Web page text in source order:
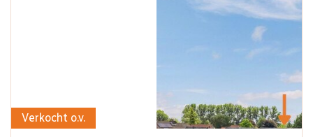
Verkocht o.v.